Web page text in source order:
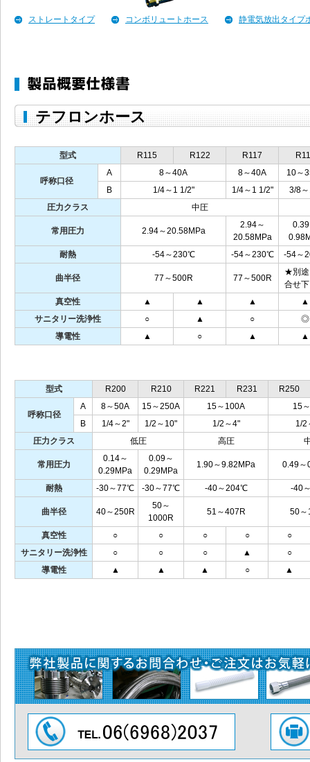
ストレートタイプ コンボリュートホース 静電気放出タイプ
テフロンホース
型式 R115 R122 R117
呼称口径
A 8～40A 8～40A
10～
B
1/4～1 1/2" 1/4～1 1/2" 3/8
圧力クラス
中圧
常用圧力 2.94～20.58MPa
2.94～
20.58MPa
耐熱
‐54～230℃ ‐54～230℃ ‐54～
曲半径 77～500R 77～500R
★別途
合せ
真空性
▲ ▲ ▲
▲
サニタリー洗浄性
○ ▲ ○
◎
導電性
▲ ○ ▲ ▲
型式 R200 R210 R221 R231 R250
呼称口径
A 8～50A 15～250A 15～100A
15
B
1/4～2" 1/2 ～10" 1/2 ～4" 1/2
圧力クラス
低圧 高圧
常用圧力
0.14～
0.29MPa
0.09～
0.29MPa
1.90～9.82MPa 0.49～
耐熱 ‐30～77℃ ‐30～77℃ ‐40～204℃ ‐40
曲半径 40～250R
50～
1000R
51～407R 50～
真空性 ○ ○ ○ ○
○
サニタリー洗浄性
○ ○ ○ ▲
○
導電性
▲ ▲ ▲ ○ ▲